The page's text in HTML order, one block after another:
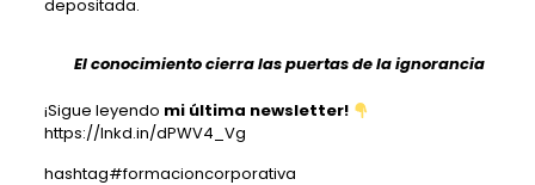
depositada.
El conocimiento cierra las puertas de la ignorancia
¡Sigue leyendo mi última newsletter!
https://lnkd.in/dPWV4_Vg
hashtag#formacioncorporativa